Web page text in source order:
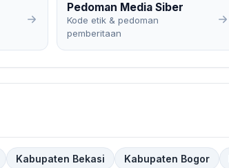
Pedoman Media Siber
Kode etik & pedoman
pemberitaan
Kabupaten Bekasi Kabupaten Bogor